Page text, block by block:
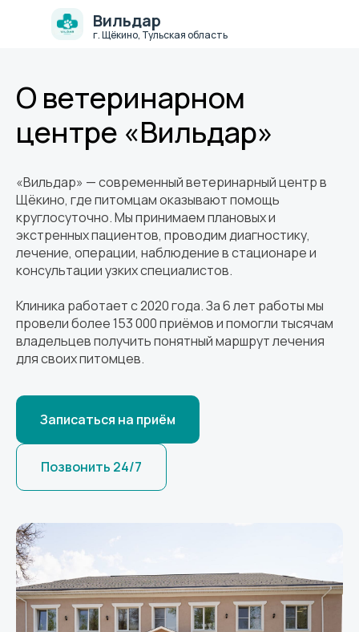
г. Щёкино, Тульская область
Вильдар
О ветеринарном
центре «Вильдар»
«Вильдар» — современный ветеринарный центр в
Щёкино, где питомцам оказывают помощь
круглосуточно. Мы принимаем плановых и
экстренных пациентов, проводим диагностику,
лечение, операции, наблюдение в стационаре и
консультации узких специалистов.
Клиника работает с 2020 года. За 6 лет работы мы
провели более 153 000 приёмов и помогли тысячам
владельцев получить понятный маршрут лечения
для своих питомцев.
Записаться на приём
Позвонить 24/7